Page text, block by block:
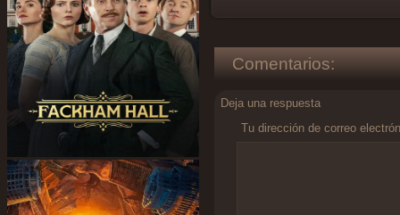
Comentarios:
Deja una respuesta
Tu dirección de correo